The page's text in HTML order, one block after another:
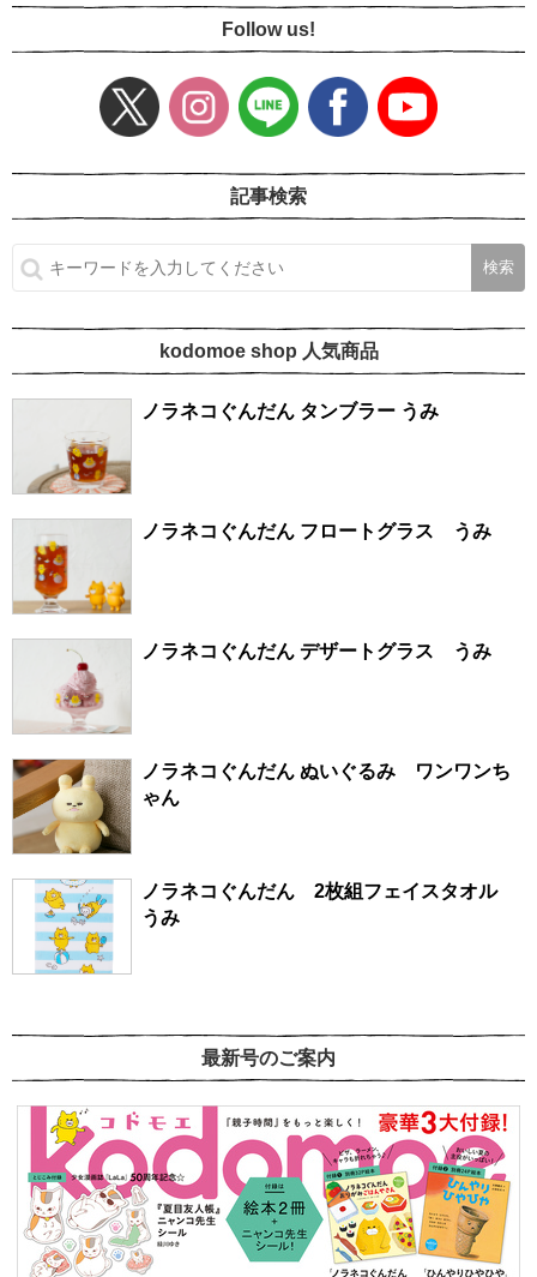
Follow us!
記事検索
kodomoe shop 人気商品
ノラネコぐんだん タンブラー うみ
ノラネコぐんだん フロートグラス うみ
ノラネコぐんだん デザートグラス うみ
ノラネコぐんだん ぬいぐるみ ワンワンち
ゃん
ノラネコぐんだん 2枚組フェイスタオル
うみ
最新号のご案内